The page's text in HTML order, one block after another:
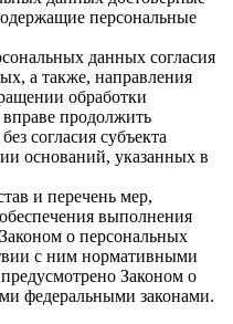
персональные
данных согласия
а также, направления
обработки
продолжить
согласия субъекта
оснований, указанных в
и перечень мер,
выполнения
о персональных
с ним нормативными
Законом о
федеральными законами.